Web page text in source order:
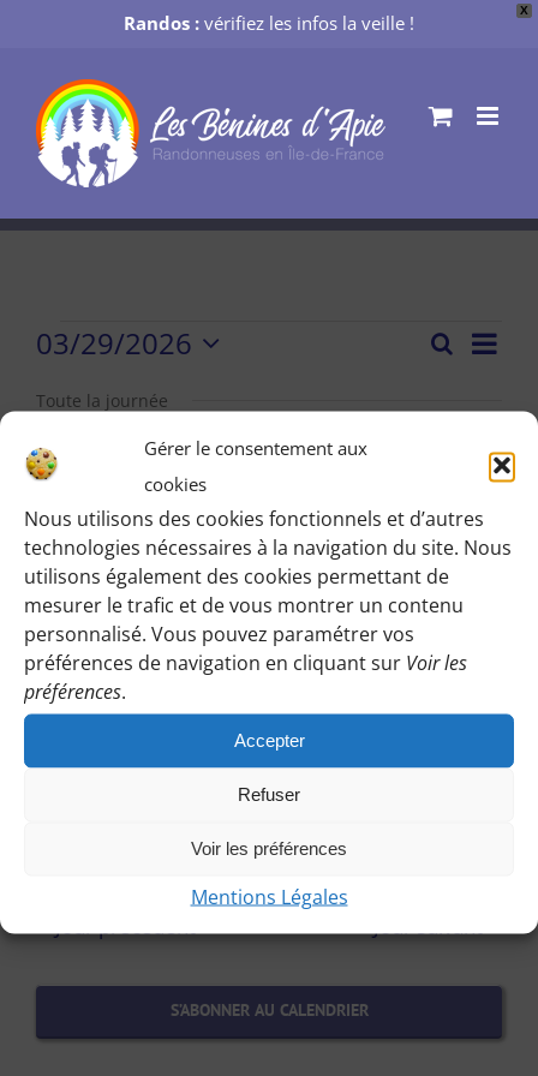
Gérer le consentement aux
cookies
Nous utilisons des cookies fonctionnels et d’autres
technologies nécessaires à la navigation du site. Nous
utilisons également des cookies permettant de
mesurer le trafic et de vous montrer un contenu
personnalisé. Vous pouvez paramétrer vos
préférences de navigation en cliquant sur Voir les
préférences.
Accepter
Refuser
Voir les préférences
Mentions Légales
X
Randos : vérifiez les infos la veille !
contenu
Évènements
for
dimanche
29
mars
2026
vues
Jour
03/29/2026
une
Toute la journée
Mont Valérien – 1.5 ch – 12 km
29 mars
Jour précédent Jour suivant
S’ABONNER AU CALENDRIER